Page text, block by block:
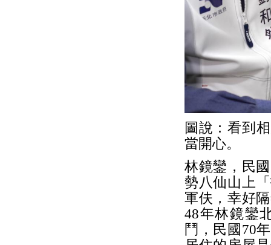
圖說：看到
當開心。
林鏡鑾，民
勢八仙山上
軍伕，幸好
48年林鏡鑾
鬥，民國70